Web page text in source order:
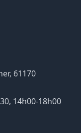
61170
14h00-18h00